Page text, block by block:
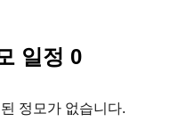
일정 0
정모가 없습니다.